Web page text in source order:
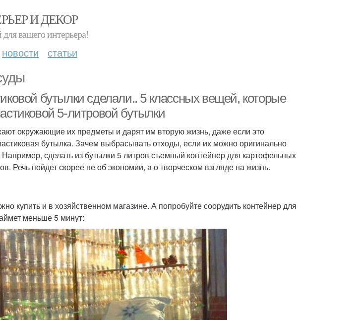
И ДЕКОР
вашего интерьера!
новости статьи
бутылки сделали.. 5 классных вещей, которые
5-литровой бутылки
окружающие их предметы и дарят им вторую жизнь, даже если это
бутылка. Зачем выбрасывать отходы, если их можно оригинально
Например, сделать из бутылки 5 литров съемный контейнер для картофельных
Речь пойдет скорее не об экономии, а о творческом взгляде на жизнь.
купить и в хозяйственном магазине. А попробуйте соорудить контейнер для
меньше 5 минут: